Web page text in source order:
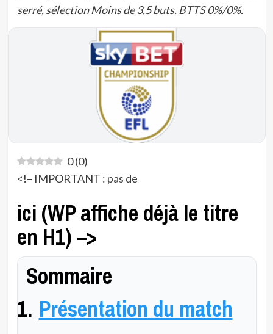
serré, sélection Moins de 3,5 buts. BTTS 0%/0%.
0(0)
<!– IMPORTANT : pas de
ici (WP affiche déjà le titre
en H1) –>
Sommaire
Présentation du match